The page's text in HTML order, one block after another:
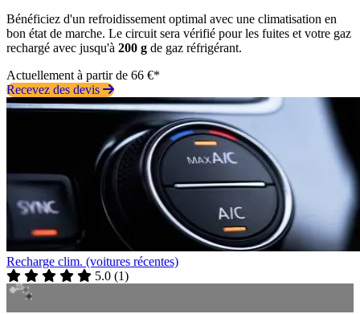
Bénéficiez d'un refroidissement optimal avec une climatisation en
bon état de marche. Le circuit sera vérifié pour les fuites et votre gaz
rechargé avec jusqu'à 200 g de gaz réfrigérant.
Actuellement à partir de 66 €*
Recevez des devis
Recharge clim. (voitures récentes)
5.0 (1)